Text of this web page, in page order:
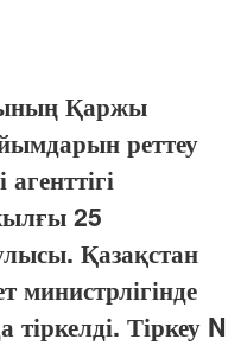
Қаржы
реттеу
25
Қазақстан
министрлігінде
Тіркеу N